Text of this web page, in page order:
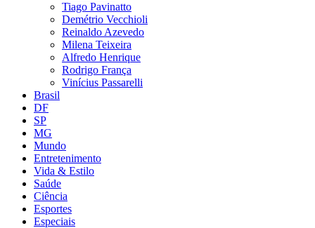
Tiago Pavinatto
Demétrio Vecchioli
Reinaldo Azevedo
Milena Teixeira
Alfredo Henrique
Rodrigo França
Vinícius Passarelli
Brasil
DF
SP
MG
Mundo
Entretenimento
Vida & Estilo
Saúde
Ciência
Esportes
Especiais